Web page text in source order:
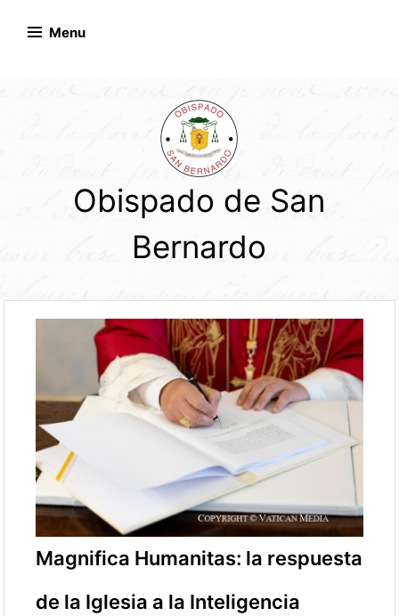
Menu
Obispado de San
Bernardo
Magnifica Humanitas: la respuesta
de la Iglesia a la Inteligencia